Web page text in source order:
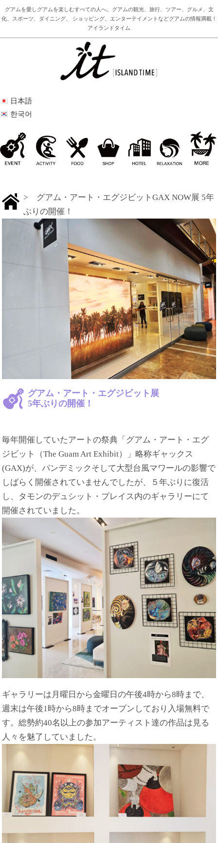
グアムを愛しグアムを楽しむすべての人へ。グアムの観光、旅行、ツアー、グルメ、文
化、スポーツ、ダイニング、 ショッピング、エンターテイメントなどグアムの情報満載！
アイランドタイム
日本語
한국어
> グアム・アート・エグジビットGAX NOW展 5年
ぶりの開催！
グアム・アート・エグジビット展
5年ぶりの開催！
毎年開催していたアートの祭典「グアム・アート・エグ
ジビット（The Guam Art Exhibit）」略称ギャックス
(GAX)が、パンデミックそして大型台風マワールの影響で
しばらく開催されていませんでしたが、５年ぶりに復活
し、タモンのデュシット・プレイス内のギャラリーにて
開催されていました。
ギャラリーは月曜日から金曜日の午後4時から8時まで、
週末は午後1時から8時までオープンしており入場無料で
す。総勢約40名以上の参加アーティスト達の作品は見る
人々を魅了していました。